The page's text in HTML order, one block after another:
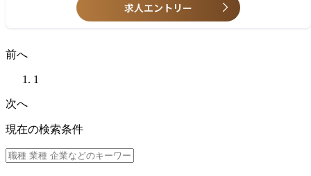
- SAPの使用経験
求人エントリー
前へ
1
次へ
現在の検索条件